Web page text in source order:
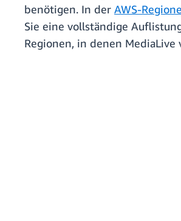
benötigen. In der AWS-
Sie eine vollständige
Regionen, in denen MediaLive